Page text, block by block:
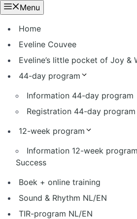
Ga
naar
de
inhoud
Menu
Home
Eveline Couvee
Eveline’s little pocket of Joy &
44-day program
Information 44-day program
Registration 44-day program
12-week program
Information 12-week
Success
Boek + online training
Sound & Rhythm NL/EN
TIR-program NL/EN